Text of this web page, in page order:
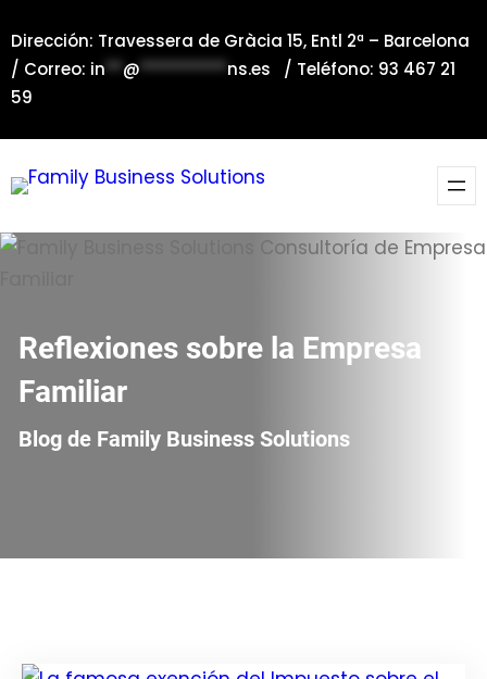
al
contenido
Dirección: Travessera de Gràcia 15, Entl 2ª – Barcelona
/ Correo: in**@**********ns.es / Teléfono: 93 467 21
59
Reflexiones sobre la Empresa
Familiar
Blog de Family Business Solutions